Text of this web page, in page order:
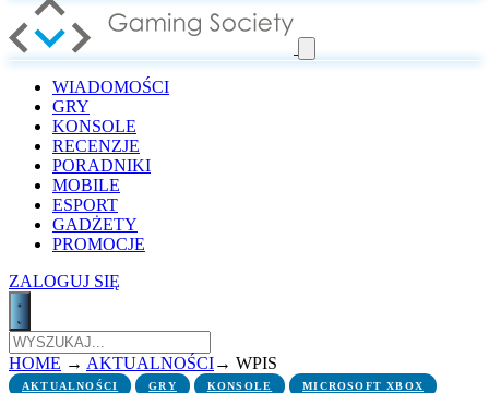
WIADOMOŚCI
GRY
KONSOLE
RECENZJE
PORADNIKI
MOBILE
ESPORT
GADŻETY
PROMOCJE
ZALOGUJ SIĘ
HOME → AKTUALNOŚCI→ WPIS
AKTUALNOŚCI GRY KONSOLE MICROSOFT XBOX